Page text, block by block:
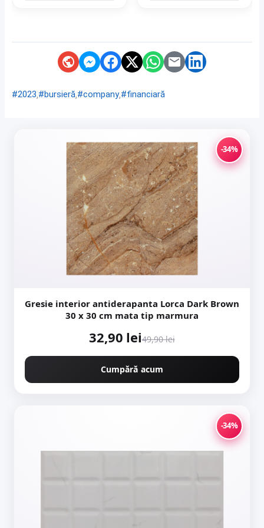
#2023,#bursieră,#company,#financiară
-34%
Gresie interior antiderapanta Lorca Dark Brown
30 x 30 cm mata tip marmura
32,90 lei49,90 lei
Cumpără acum
-34%